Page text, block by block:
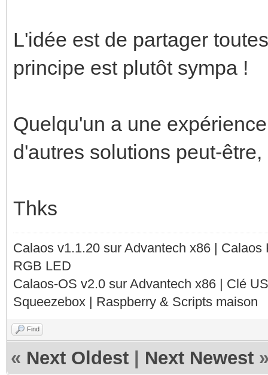
L'idée est de partager
principe est plutôt sympa !
Quelqu'un a une
d'autres solutions peut-
Thks
Calaos v1.1.20 sur Advantech x86 |
RGB LED
Calaos-OS v2.0 sur Advantech x86 | Clé
Squeezebox | Raspberry & Scripts maison
Find
« Next Oldest Next Newest